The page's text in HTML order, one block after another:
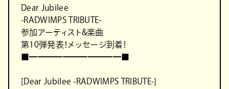
Dear Jubilee
-RADWIMPS TRIBUTE-
参加アーティスト&楽曲
第10弾発表！メッセージ到着！
■━━━━━━━━━━━■
[Dear Jubilee -RADWIMPS TRIBUTE-]